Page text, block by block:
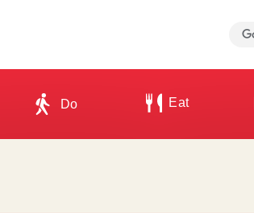
Do Eat